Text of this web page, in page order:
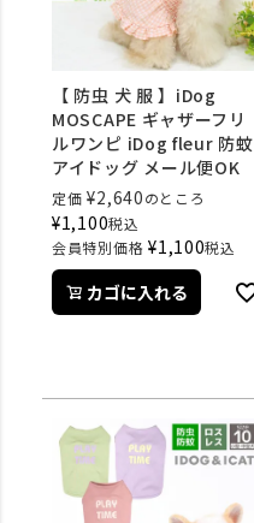
【 防虫 犬 服 】iDog
MOSCAPE ギャザーフリ
ルワンピ iDog fleur 防蚊
アイドッグ メール便OK
定価 ¥2,640のところ
¥1,100税込
会員特別価格 ¥1,100税込
カゴに入れる